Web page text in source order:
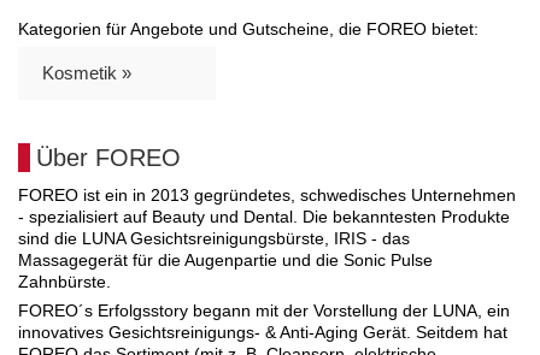
Kategorien für Angebote und Gutscheine, die FOREO bietet:
Kosmetik »
Über FOREO
FOREO ist ein in 2013 gegründetes, schwedisches Unternehmen
- spezialisiert auf Beauty und Dental. Die bekanntesten Produkte
sind die LUNA Gesichtsreinigungsbürste, IRIS - das
Massagegerät für die Augenpartie und die Sonic Pulse
Zahnbürste.
FOREO´s Erfolgsstory begann mit der Vorstellung der LUNA, ein
innovatives Gesichtsreinigungs- & Anti-Aging Gerät. Seitdem hat